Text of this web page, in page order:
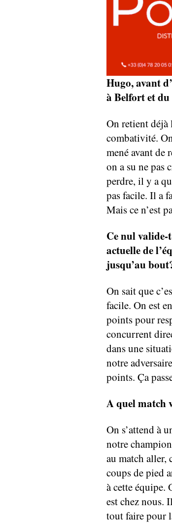
Hugo, avant
à Belfort et
On retient déjà
combativité.
mené avant de
on a su ne pas
perdre, il y a
pas facile. Il a
Mais ce n’est
Ce nul
actuelle de
jusqu’au
On sait que
facile. On est
points pour
concurrent
dans une
notre
points. Ça
A quel match
On s’attend à
notre
au match aller,
coups de pied
à cette équipe.
est chez nous.
tout faire pour